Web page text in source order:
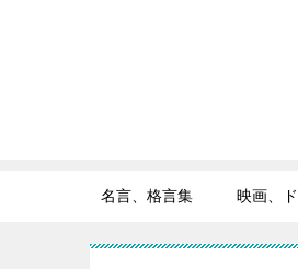
名言、格言集 映画、